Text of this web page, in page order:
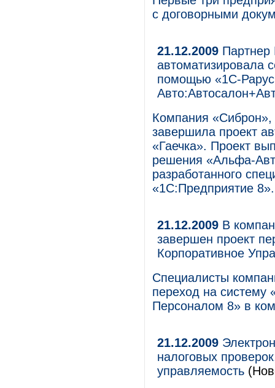
с договорными
21.12.2009
автоматизировала
помощью «1С-
Компания «Сиброн»,
завершила проект
«Гаечка». Проект
решения «Альфа-
разработанного
«1С:Предприятие 8».
21.12.2009 В
завершен проект
Корпоративное
Специалисты
переход на систему
Персоналом 8» в
21.12.2009
налоговых
управляемость